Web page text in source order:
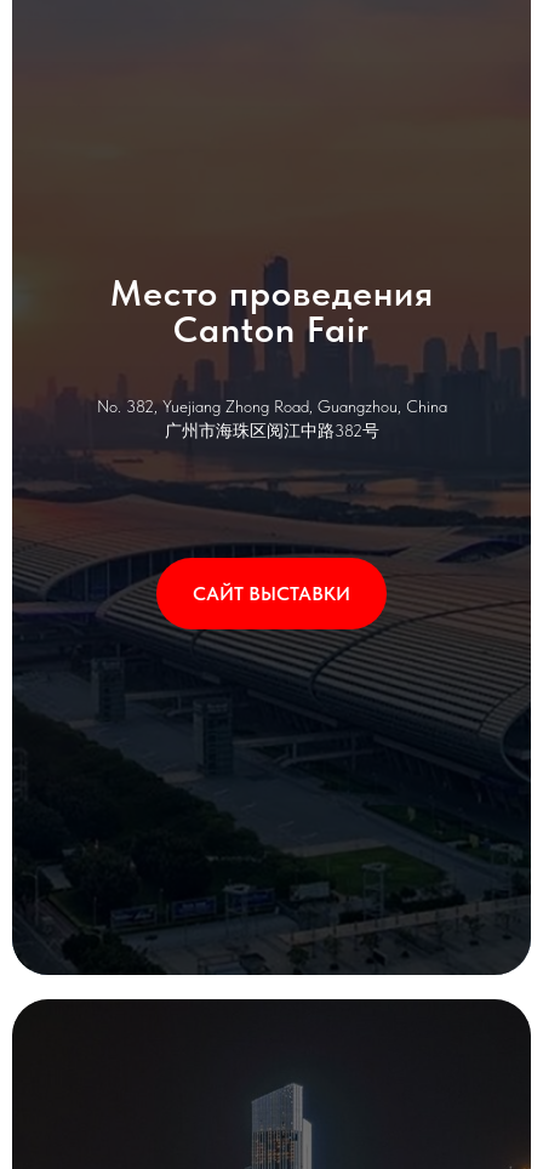
Место проведения
Canton Fair
No. 382, Yuejiang Zhong Road, Guangzhou, China
广州市海珠区阅江中路382号
САЙТ ВЫСТАВКИ